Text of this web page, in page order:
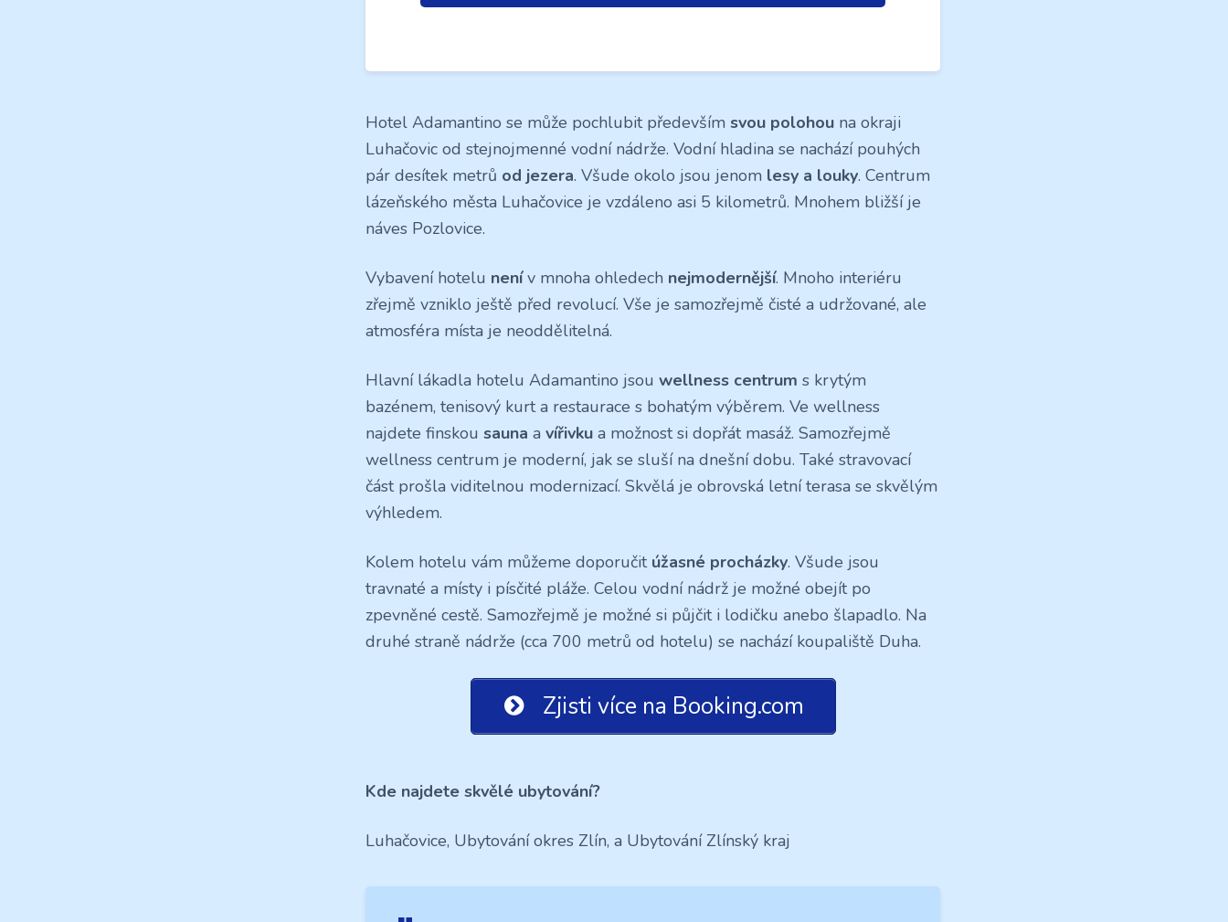
Hotel Adamantino se může pochlubit předevšímsvou polohou na okraji
Luhačovic od stejnojmenné vodní nádrže. Vodní hladina se nachází pouhých
pár desítek metrů od jezera. Všude okolo jsou jenom lesy a louky. Centrum
lázeňského města Luhačovice je vzdáleno asi 5 kilometrů. Mnohem bližší je
náves Pozlovice.
Vybavení hotelu nenív mnoha ohledech nejmodernější. Mnoho interiéru
zřejmě vzniklo ještě před revolucí. Vše je samozřejmě čisté a udržované, ale
atmosféra místa je neoddělitelná.
Hlavní lákadla hotelu Adamantino jsouwellness centrum s krytým
bazénem, tenisový kurt a restaurace s bohatým výběrem. Ve wellness
najdete finskousaunaavířivkua možnost si dopřát masáž. Samozřejmě
wellness centrum je moderní, jak se sluší na dnešní dobu. Také stravovací
část prošla viditelnou modernizací. Skvělá je obrovská letní terasa se skvělým
výhledem.
Kolem hotelu vám můžeme doporučit úžasné procházky. Všude jsou
travnaté a místy i písčité pláže. Celou vodní nádrž je možné obejít po
zpevněné cestě. Samozřejmě je možné si půjčit i lodičku anebo šlapadlo. Na
druhé straně nádrže (cca 700 metrů od hotelu) se nachází koupaliště Duha.
Zjisti více na Booking.com
Kde najdete skvělé ubytování?
Luhačovice, Ubytování okres Zlín, a Ubytování Zlínský kraj